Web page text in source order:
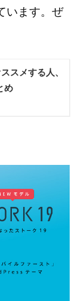
います。ぜ
スメする人、
め